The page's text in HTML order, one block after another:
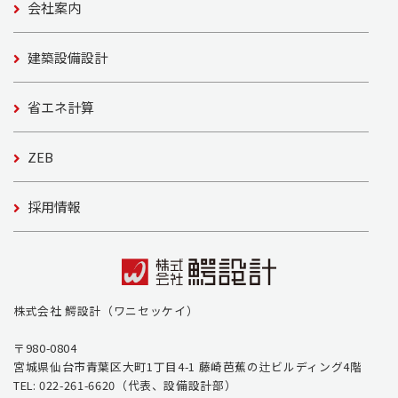
株式会社 鰐設計（ワニセッケイ）
〒980-0804
宮城県仙台市青葉区大町1丁目4-1 藤崎芭蕉の辻ビルディング4階
TEL: 022-261-6620（代表、設備設計部）
会社案内
建築設備設計
省エネ計算
ZEB
採用情報